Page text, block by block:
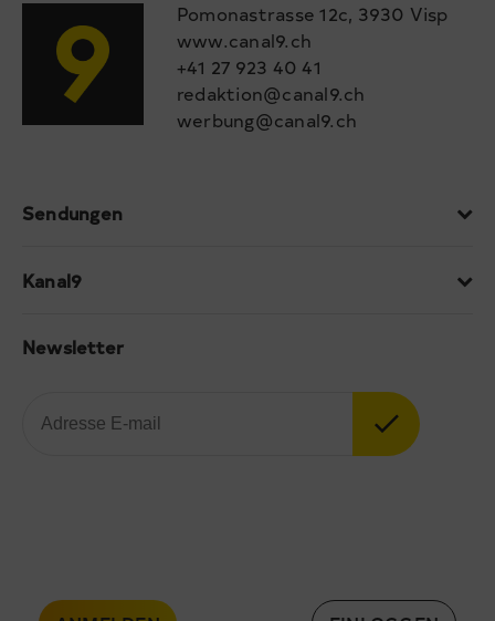
Pomonastrasse 12c, 3930 Visp
www.canal9.ch
+41 27 923 40 41
redaktion@canal9.ch
werbung@canal9.ch
Sendungen
Kanal9
Newsletter